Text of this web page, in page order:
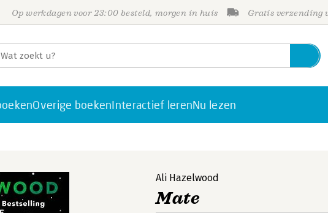
Op werkdagen voor 23:00 besteld, morgen in huis Gratis verzending
Overige boekenInteractief lerenNu lezen
Ali Hazelwood
Mate